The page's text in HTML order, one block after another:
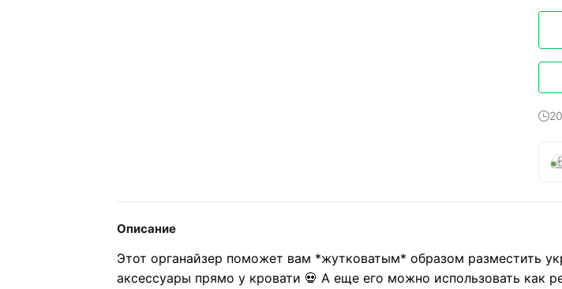

Описание
Этот органайзер поможет вам *жутковатым* образом разместить
аксессуары прямо у кровати 💀 А еще его можно использовать как